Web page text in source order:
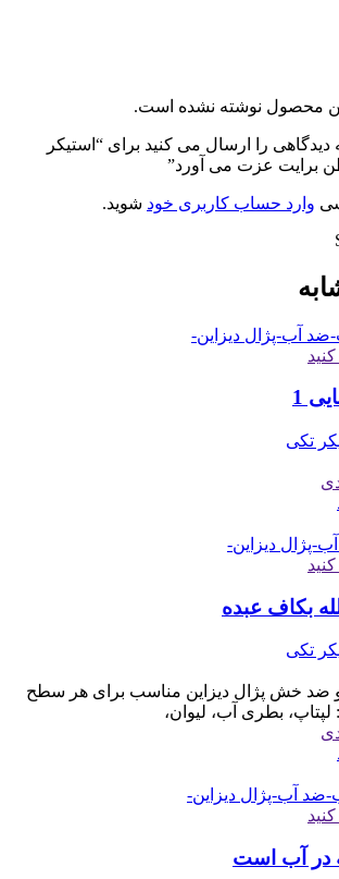
محصول نوشته نشده است.
دیدگاهی را ارسال می کنید برای “استیکر
برایت عزت می آورد”
وارد حساب کاربری خود شوید.
1
تکی
بکاف عبده
تکی
ضد خش پژال دیزاین مناسب برای هر سطح
بطری آب، لیوان،
در آب است